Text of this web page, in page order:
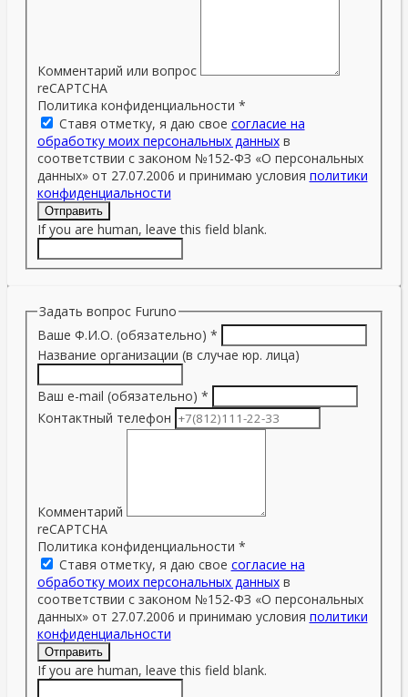
Комментарий или вопрос
reCAPTCHA
Политика конфиденциальности *
Ставя отметку, я даю свое согласие на
обработку моих персональных данныхв
соответствии с законом №152-ФЗ «О персональных
данных» от 27.07.2006 и принимаю условия политики
конфиденциальности
Отправить
If you are human, leave this field blank.
Задать вопрос Furuno
Ваше Ф.И.О. (обязательно) *
Название организации (в случае юр. лица)
Ваш e-mail (обязательно) *
Контактный телефон
Комментарий
reCAPTCHA
Политика конфиденциальности *
Ставя отметку, я даю свое согласие на
обработку моих персональных данныхв
соответствии с законом №152-ФЗ «О персональных
данных» от 27.07.2006 и принимаю условия политики
конфиденциальности
Отправить
If you are human, leave this field blank.